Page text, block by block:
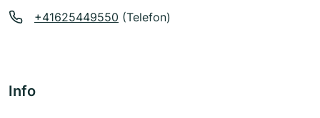
+41625449550 (Telefon)
Info